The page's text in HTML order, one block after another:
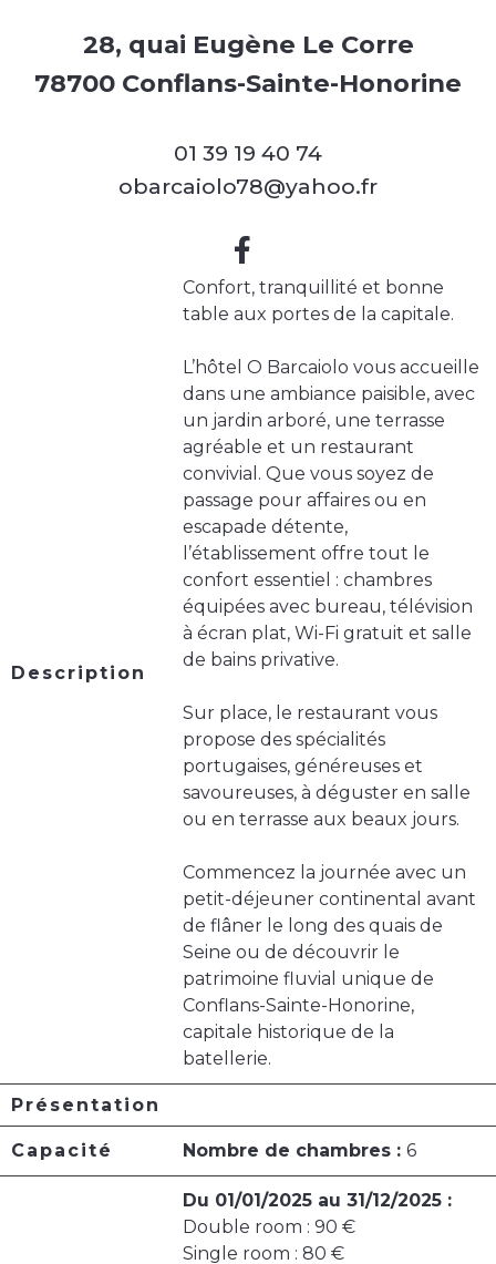
28, quai Eugène Le Corre
78700 Conflans-Sainte-Honorine
01 39 19 40 74
obarcaiolo78@yahoo.fr
Description
Confort, tranquillité et bonne
table aux portes de la capitale.
L’hôtel O Barcaiolo vous accueille
dans une ambiance paisible, avec
un jardin arboré, une terrasse
agréable et un restaurant
convivial. Que vous soyez de
passage pour affaires ou en
escapade détente,
l’établissement offre tout le
confort essentiel : chambres
équipées avec bureau, télévision
à écran plat, Wi-Fi gratuit et salle
de bains privative.
Sur place, le restaurant vous
propose des spécialités
portugaises, généreuses et
savoureuses, à déguster en salle
ou en terrasse aux beaux jours.
Commencez la journée avec un
petit-déjeuner continental avant
de flâner le long des quais de
Seine ou de découvrir le
patrimoine fluvial unique de
Conflans-Sainte-Honorine,
capitale historique de la
batellerie.
Présentation
Capacité Nombre de chambres : 6
Du 01/01/2025 au 31/12/2025 :
Double room : 90 €
Single room : 80 €